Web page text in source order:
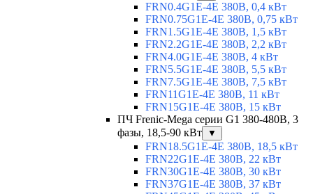
FRN0.4G1E-4E 380В, 0,4 кВт
FRN0.75G1E-4E 380В, 0,75 кВт
FRN1.5G1E-4E 380В, 1,5 кВт
FRN2.2G1E-4E 380В, 2,2 кВт
FRN4.0G1E-4E 380В, 4 кВт
FRN5.5G1E-4E 380В, 5,5 кВт
FRN7.5G1E-4E 380В, 7,5 кВт
FRN11G1E-4E 380В, 11 кВт
FRN15G1E-4E 380В, 15 кВт
ПЧ Frenic-Mega серии G1 380-480В, 3
фазы, 18,5-90 кВт
▼
FRN18.5G1E-4E 380В, 18,5 кВт
FRN22G1E-4E 380В, 22 кВт
FRN30G1E-4E 380В, 30 кВт
FRN37G1E-4E 380В, 37 кВт